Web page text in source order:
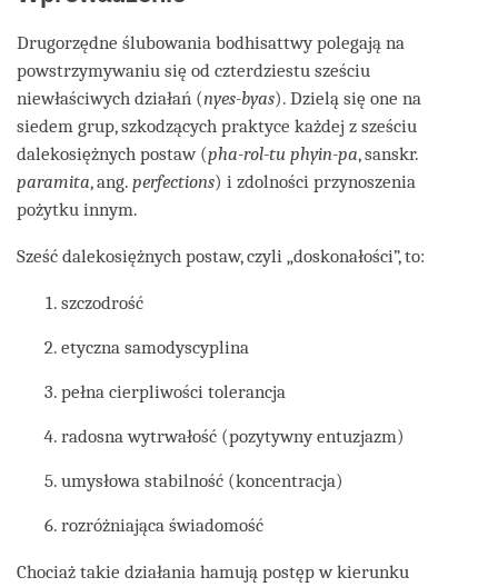
Drugorzędne ślubowania bodhisattwy polegają na
powstrzymywaniu się od czterdziestu sześciu
niewłaściwych działań (nyes-byas). Dzielą się one na
siedem grup, szkodzących praktyce każdej z sześciu
dalekosiężnych postaw (pha-rol-tu phyin-pa, sanskr.
paramita, ang. perfections) i zdolności przynoszenia
pożytku innym.
Sześć dalekosiężnych postaw, czyli „doskonałości”, to:
szczodrość
etyczna samodyscyplina
pełna cierpliwości tolerancja
radosna wytrwałość (pozytywny entuzjazm)
umysłowa stabilność (koncentracja)
rozróżniająca świadomość
Chociaż takie działania hamują postęp w kierunku